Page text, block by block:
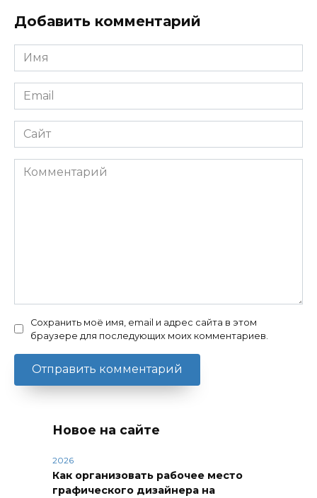
Добавить комментарий
Имя
*
Email
*
Сайт
Комментарий
Сохранить моё имя, email и адрес сайта в этом
браузере для последующих моих комментариев.
Новое на сайте
2026
Как организовать рабочее место
графического дизайнера на